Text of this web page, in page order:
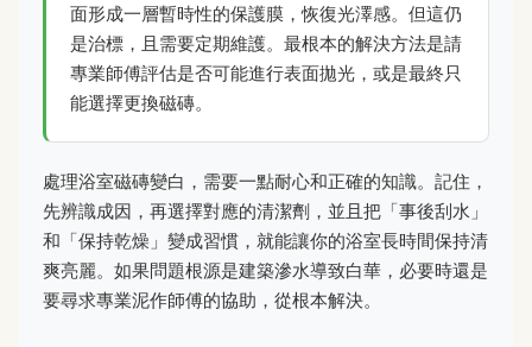
面形成一層暫時性的保護膜，恢復光澤感。但這仍
是治標，且需要定期維護。最根本的解決方法是請
專業師傅評估是否可能進行表面拋光，或是最終只
能選擇更換磁磚。
處理浴室磁磚變白，需要一點耐心和正確的知識。記住，
先辨識成因，再選擇對應的清潔劑，並且把「事後刮水」
和「保持乾燥」變成習慣，就能讓你的浴室長時間保持清
爽亮麗。如果問題根源是建築滲水導致白華，必要時還是
要尋求專業泥作師傅的協助，從根本解決。